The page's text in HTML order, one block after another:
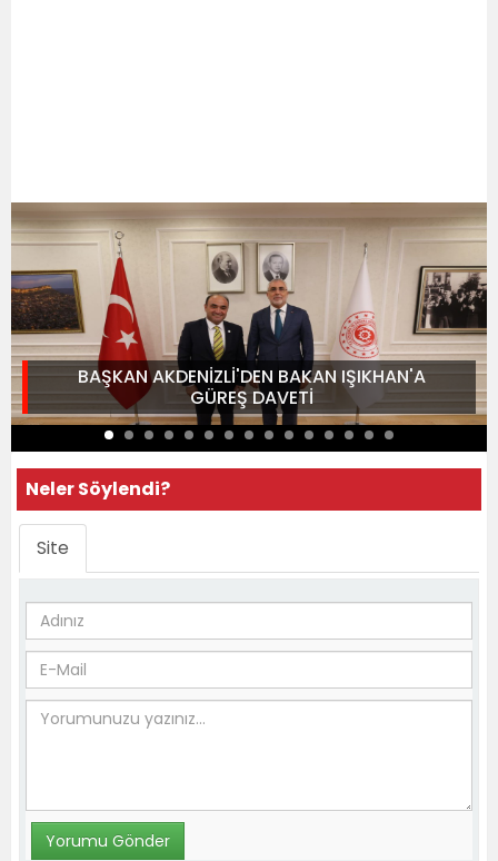
BAŞKAN AKDENİZLİ'DEN BAKAN IŞIKHAN'A
GÜREŞ DAVETİ
Neler Söylendi?
Site